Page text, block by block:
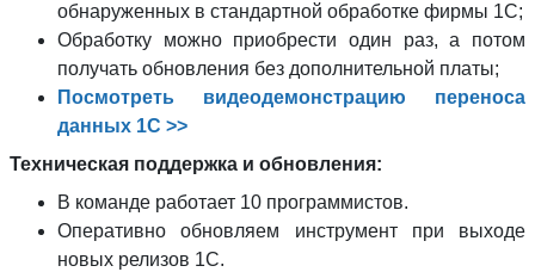
обнаруженных в стандартной обработке фирмы 1С;
Обработку можно приобрести один раз, а потом
получать обновления без дополнительной платы;
Посмотреть видеодемонстрацию переноса
данных 1С >>
Техническая поддержка и обновления:
В команде работает 10 программистов.
Оперативно обновляем инструмент при выходе
новых релизов 1С.